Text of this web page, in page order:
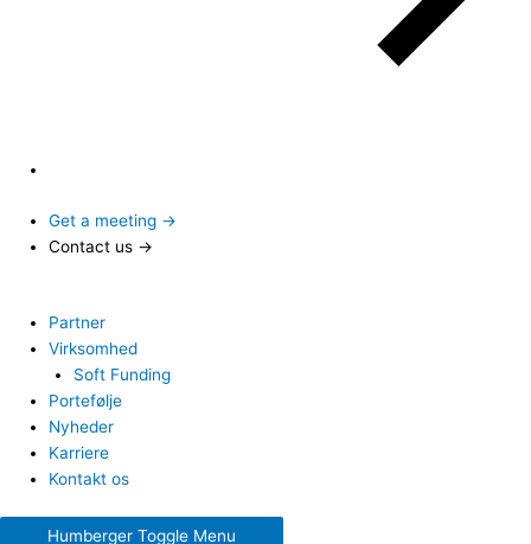
Get a meeting →
Contact us →
Partner
Virksomhed
Soft Funding
Portefølje
Nyheder
Karriere
Kontakt os
Humberger Toggle Menu